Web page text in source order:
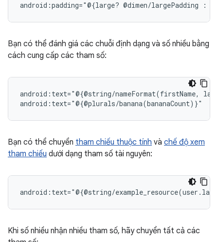
android:padding="@{large? @dimen/largePadding :
Bạn có thể đánh giá các chuỗi định dạng và số nhiều bằng
cách cung cấp các tham số:
android:text="@{@string/nameFormat(firstName,
Bạn có thể chuyển tham chiếu thuộc tính và chế độ xem
tham chiếu dưới dạng tham số tài nguyên:
android:text="@{@string/
Khi số nhiều nhận nhiều tham số, hãy chuyển tất cả các